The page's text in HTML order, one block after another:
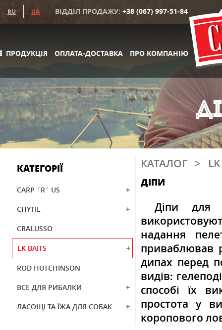
RU UA ВІДДІЛ ПРОДАЖУ: +38 (067) 997-51-84
ПРОДУКЦІЯ ОПЛАТА-ДОСТАВКА ПРО КОМПАНІЮ
КАТЕГОРІЇ
CARP ´R´ US
CHYTIL
CRALUSSO
LK BAITS
ROD HUTCHINSON
ВСЕ ДЛЯ РИБАЛКИ
ЛАСОЩІ ТА ЇЖА ДЛЯ СОБАК
КАТАЛОГ >
ДІПИ
Діпи для
надання
приваблював
дипах перед
видів:
способі їх
простота у
коропового